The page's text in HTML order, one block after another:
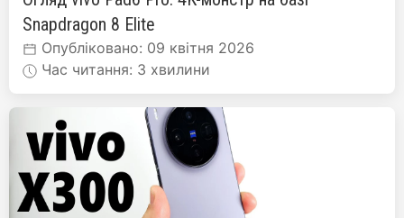
Snapdragon 8 Elite
Опубліковано: 09 квітня 2026
Час читання: 3 хвилини